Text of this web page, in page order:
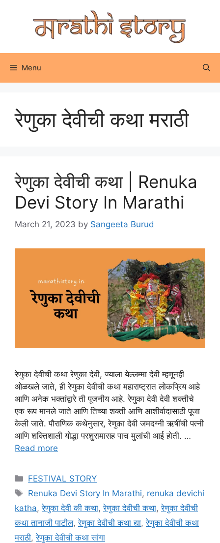
Menu
रेणुका देवीची कथा मराठी
रेणुका देवीची कथा | Renuka
Devi Story In Marathi
March 21, 2023 by Sangeeta Burud
रेणुका देवीची कथा रेणुका देवी, ज्याला येल्लम्मा देवी म्हणूनही
ओळखले जाते, ही रेणुका देवीची कथा महाराष्ट्रात लोकप्रिय आहे
आणि अनेक भक्तांद्वारे ती पूजनीय आहे. रेणुका देवी देवी शक्तीचे
एक रूप मानले जाते आणि तिच्या शक्ती आणि आशीर्वादासाठी पूजा
केली जाते. पौराणिक कथेनुसार, रेणुका देवी जमदग्नी ऋषींची पत्नी
आणि शक्तिशाली योद्धा परशुरामासह पाच मुलांची आई होती. …
Read more
Categories
FESTIVAL STORY
Tags
Renuka Devi Story In Marathi, renuka devichi
katha,रेणुका देवी की कथा,रेणुका देवीची कथा,रेणुका देवीची
कथा तानाजी पाटील,रेणुका देवीची कथा द्या,रेणुका देवीची कथा
मराठी,रेणुका देवीची कथा सांगा